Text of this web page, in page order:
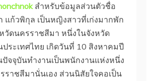
สำหรับข้อมูลส่วนตัวชื่อ
แก้วพิกุล เป็นหญิงสาวที่เก่งมากพัก
วัดนครราชสีมา หนึ่งในจังหวัด
ระเทศไทย เกิดวันที่ 10 สิงหาคมปี
ปัจจุบันทำงานเป็นพนักงานแห่งหนึ่ง
ราชสีมานั่นเอง ส่วนนิสัยใจคอเป็น